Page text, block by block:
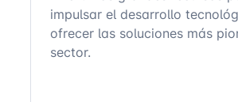
impulsar el desarrollo
ofrecer las soluciones más
sector.